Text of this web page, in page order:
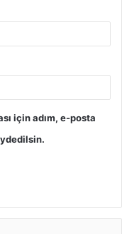
için adım, e-posta